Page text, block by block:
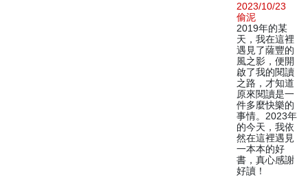
2023/10/23
偷泥
2019年的某
天，我在這裡
遇見了薩豐的
風之影，便開
啟了我的閱讀
之路，才知道
原來閱讀是一
件多麼快樂的
事情。2023年
的今天，我依
然在這裡遇見
一本本的好
書，真心感謝
好讀！